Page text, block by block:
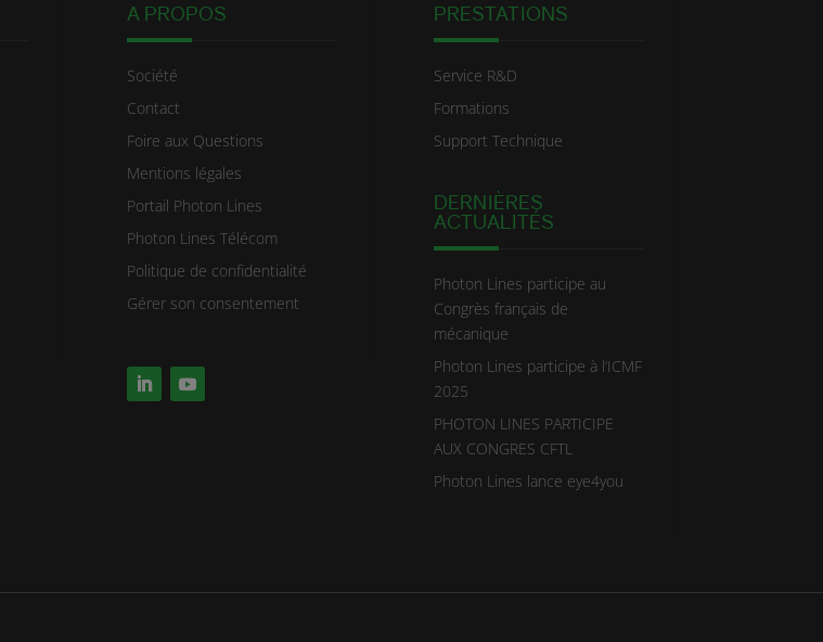
A PROPOS
Société
Contact
Foire aux Questions
Mentions légales
Portail Photon Lines
Photon Lines Télécom
Politique de confidentialité
Gérer son consentement
PRESTATIONS
Service R&D
Formations
Support Technique
DERNIÈRES
ACTUALITÉS
Photon Lines participe au
Congrès français de
mécanique
Photon Lines participe à l’ICMF
2025
PHOTON LINES PARTICIPE
AUX CONGRES CFTL
Photon Lines lance eye4you